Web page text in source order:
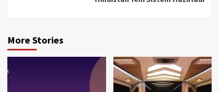
More Stories